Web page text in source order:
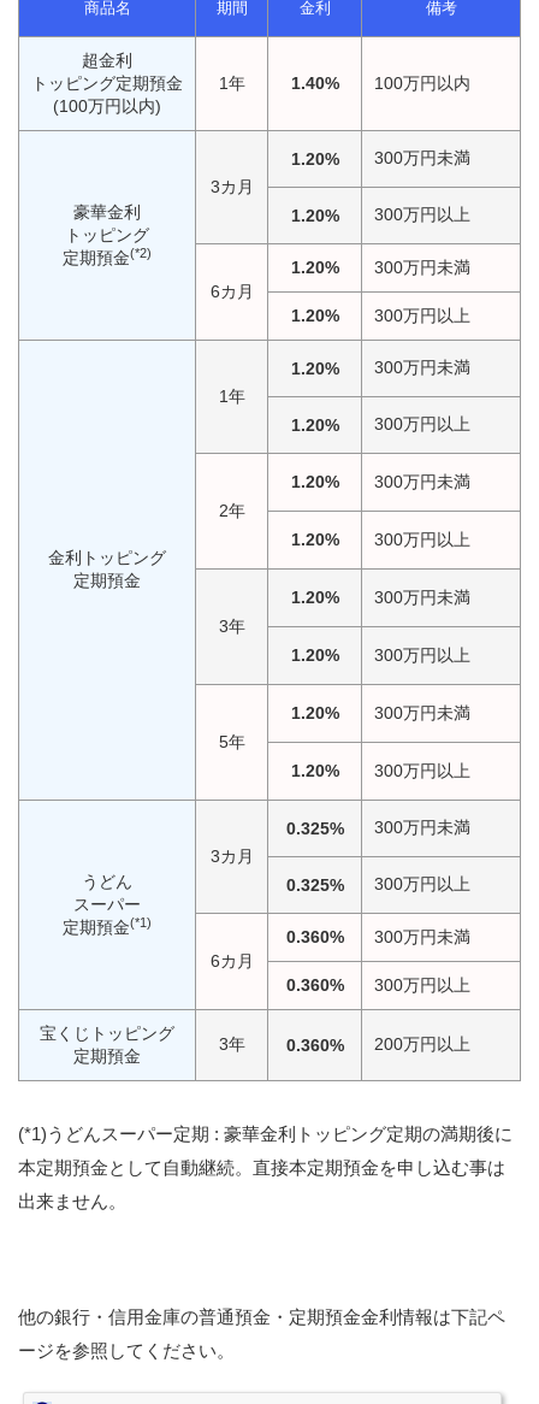
商品名 期間 金利 備考
超金利
トッピング定期預金
(100万円以内)
1年 1.40% 100万円以内
豪華金利
トッピング
定期預金(*2)
3カ月
1.20% 300万円未満
1.20% 300万円以上
6カ月
1.20% 300万円未満
1.20% 300万円以上
金利トッピング
定期預金
1年
1.20% 300万円未満
1.20% 300万円以上
2年
1.20% 300万円未満
1.20% 300万円以上
3年
1.20% 300万円未満
1.20% 300万円以上
5年
1.20% 300万円未満
1.20% 300万円以上
うどん
スーパー
定期預金(*1)
3カ月
0.325% 300万円未満
0.325% 300万円以上
6カ月
0.360% 300万円未満
0.360% 300万円以上
宝くじトッピング
定期預金
3年 0.360% 200万円以上
(*1)うどんスーパー定期 : 豪華金利トッピング定期の満期後に
本定期預金として自動継続。直接本定期預金を申し込む事は
出来ません。
他の銀行・信用金庫の普通預金・定期預金金利情報は下記ペ
ージを参照してください。